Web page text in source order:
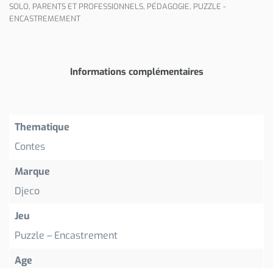
SOLO, PARENTS ET PROFESSIONNELS, PÉDAGOGIE, PUZZLE -
ENCASTREMEMENT
Informations complémentaires
Thematique
Contes
Marque
Djeco
Jeu
Puzzle – Encastrement
Age